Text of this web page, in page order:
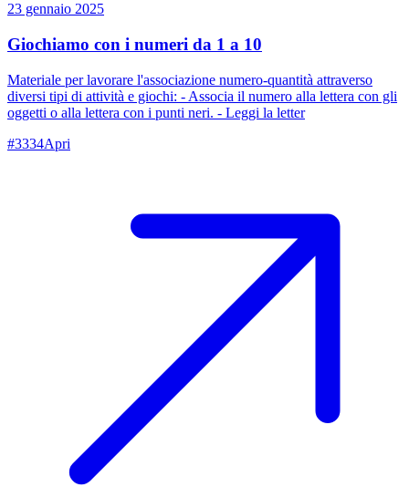
23 gennaio 2025
Giochiamo con i numeri da 1 a 10
Materiale per lavorare l'associazione numero-quantità attraverso
diversi tipi di attività e giochi: - Associa il numero alla lettera con gli
oggetti o alla lettera con i punti neri. - Leggi la letter
#3334Apri